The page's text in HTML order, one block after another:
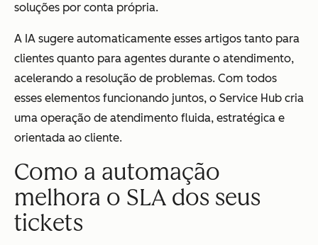
soluções por conta própria.
A IA sugere automaticamente esses artigos tanto para
clientes quanto para agentes durante o atendimento,
acelerando a resolução de problemas. Com todos
esses elementos funcionando juntos, o Service Hub cria
uma operação de atendimento fluida, estratégica e
orientada ao cliente.
Como a automação
melhora o SLA dos seus
tickets